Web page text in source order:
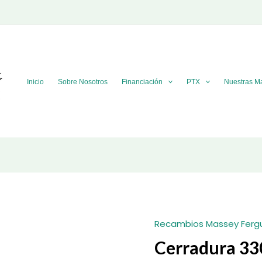
Inicio Sobre Nosotros Financiación PTX Nuestras
Recambios Massey
Cerradura